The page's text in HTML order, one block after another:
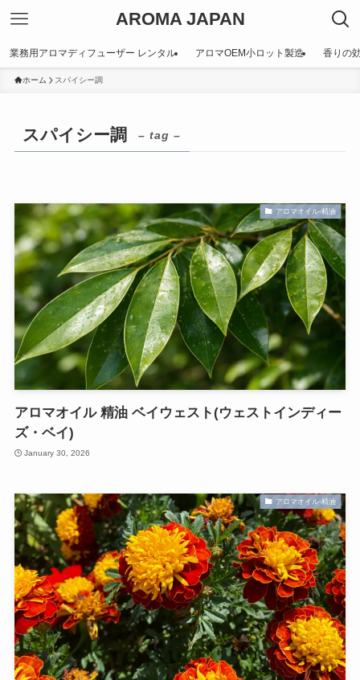
AROMA JAPAN
業務用アロマディフューザー レンタル アロマOEM小ロット製造 香りの
ホーム スパイシー調
スパイシー調 – tag –
アロマオイル-精油
アロマオイル 精油 ベイウェスト(ウェストインディー
ズ・ベイ)
January 30, 2026
アロマオイル-精油